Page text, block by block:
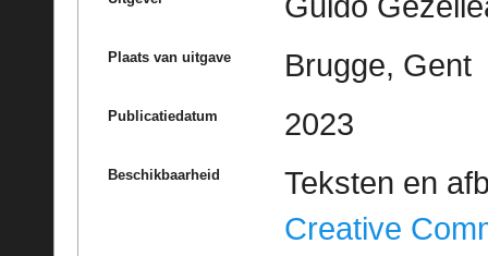
Plaats van uitgave Brugge, Gent
Publicatiedatum 2023
Beschikbaarheid
Teksten en
Creative